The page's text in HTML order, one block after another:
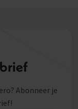
Abonneer je